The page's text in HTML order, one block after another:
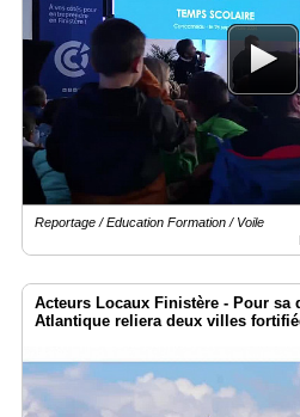
Reportage / Education Formation / Voile
Acteurs Locaux Finistère - Pour sa
Atlantique reliera deux villes